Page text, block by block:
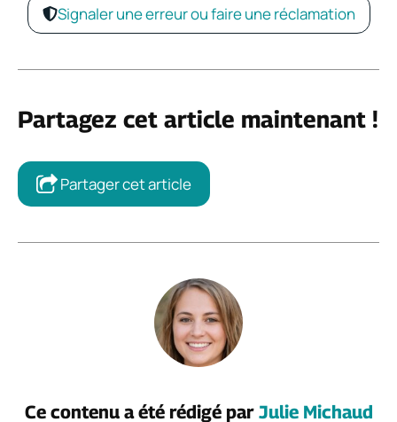
Signaler une erreur ou faire une réclamation
Partagez cet article maintenant !
Partager cet article
Ce contenu a été rédigé par Julie Michaud